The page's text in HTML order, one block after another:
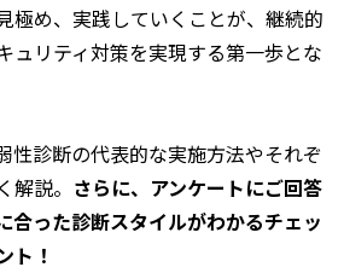
極め、実践していくことが、継続的
ュリティ対策を実現する第一歩とな
性診断の代表的な実施方法やそれぞ
説。 さらに、アンケートにご回答
合った診断スタイルがわかるチェッ
ト！